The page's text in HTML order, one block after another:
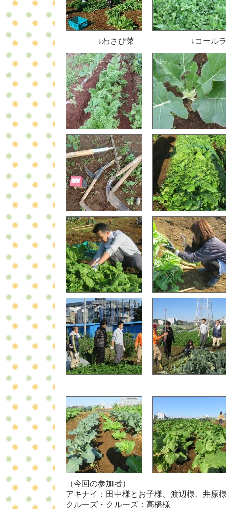
↓わさび菜 ↓コール
（今回の参加者）
アキナイ：田中様とお子様、渡辺様、井原
クルーズ・クルーズ：高橋様